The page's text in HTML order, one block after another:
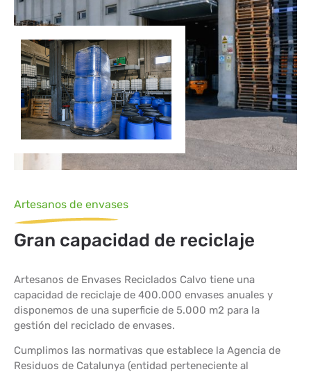
Artesanos de envases
Gran capacidad de reciclaje
Artesanos de Envases Reciclados Calvo tiene una
capacidad de reciclaje de 400.000 envases anuales y
disponemos de una superficie de 5.000 m2 para la
gestión del reciclado de envases.
Cumplimos las normativas que establece la Agencia de
Residuos de Catalunya (entidad perteneciente al